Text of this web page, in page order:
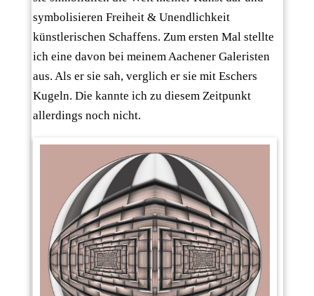
symbolisieren Freiheit & Unendlichkeit
künstlerischen Schaffens. Zum ersten Mal stellte
ich eine davon bei meinem Aachener Galeristen
aus. Als er sie sah, verglich er sie mit Eschers
Kugeln. Die kannte ich zu diesem Zeitpunkt
allerdings noch nicht.